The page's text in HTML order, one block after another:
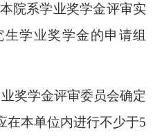
院系学业奖学金评审实
学业奖学金的申请组
奖学金评审委员会确定
在本单位内进行不少于5